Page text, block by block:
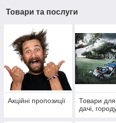
Товари та послуги
Акційні пропозиції
Товари для
дачі,